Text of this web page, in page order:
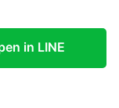
in LINE